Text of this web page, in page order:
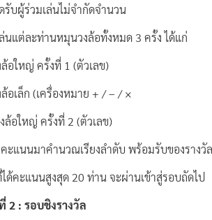
รับผู้ร่วมเล่นไม่จำกัดจำนวน
นแต่ละท่านหมุนวงล้อทั้งหมด 3 ครั้ง ได้แก่
ล้อใหญ่ ครั้งที่ 1 (ตัวเลข)
ล้อเล็ก (เครื่องหมาย + / – / ×
ล้อใหญ่ ครั้งที่ 2 (ตัวเลข)
ะแนนมาคำนวณเรียงลำดับ พร้อมรับของราง
ด้คะแนนสูงสุด 20 ท่าน จะผ่านเข้าสู่รอบถัดไป
2 : รอบชิงรางวัล